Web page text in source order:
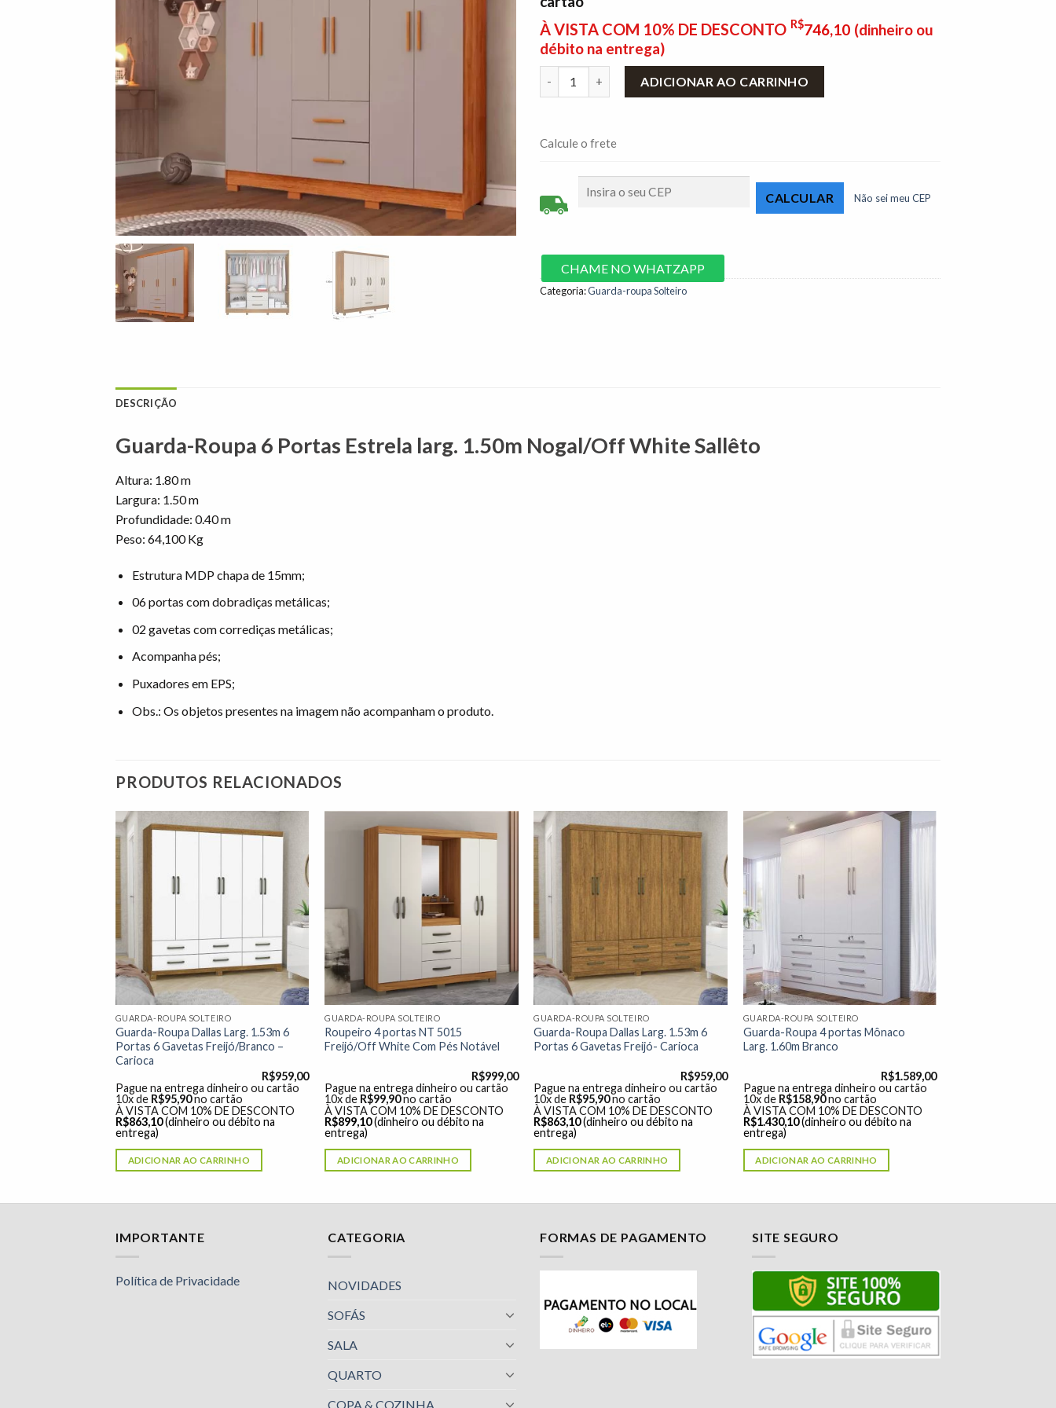
À VISTA COM 10% DE DESCONTO R$746,10 (dinheiro ou
débito na entrega)
ADICIONAR AO CARRINHO
Calcule o frete
Não sei meu CEP
CHAME NO WHATZAPP
Categoria:Guarda-roupa Solteiro
DESCRIÇÃO
Guarda-Roupa 6 Portas Estrela larg. 1.50m Nogal/Off White Sallêto
Altura: 1.80 m
Largura: 1.50 m
Profundidade: 0.40 m
Peso: 64,100 Kg
Estrutura MDP chapa de 15mm;
06 portas com dobradiças metálicas;
02 gavetas com corrediças metálicas;
Acompanha pés;
Puxadores em EPS;
Obs.: Os objetos presentes na imagem não acompanham o produto.
PRODUTOS RELACIONADOS
Adicionar
à lista de
GUARDA-ROUPA SOLTEIRO
Guarda-Roupa Dallas Larg. 1.53m 6
Portas 6 Gavetas Freijó/Branco –
Carioca
R$959,00
Pague na entrega dinheiro ou cartão
10x de R$95,90no cartão
À VISTA COM 10% DE DESCONTO
R$863,10(dinheiro ou débito na
entrega)
ADICIONAR AO CARRINHO
desejos"
GUARDA-ROUPA SOLTEIRO
Roupeiro 4 portas NT 5015
Freijó/Off White Com Pés Notável
R$999,00
Pague na entrega dinheiro ou cartão
10x de R$99,90no cartão
À VISTA COM 10% DE DESCONTO
R$899,10(dinheiro ou débito na
entrega)
ADICIONAR AO CARRINHO
Adicionar
à lista de
GUARDA-ROUPA SOLTEIRO
Guarda-Roupa Dallas Larg. 1.53m 6
Portas 6 Gavetas Freijó- Carioca
R$959,00
Pague na entrega dinheiro ou cartão
10x de R$95,90no cartão
À VISTA COM 10% DE DESCONTO
R$863,10(dinheiro ou débito na
entrega)
ADICIONAR AO CARRINHO
GUARDA-ROUPA SOLTEIRO
Guarda-Roupa 4 portas Mônaco
Larg. 1.60m Branco
R$1.589,00
Pague na entrega dinheiro ou cartão
10x de R$158,90 no cartão
À VISTA COM 10% DE DESCONTO
R$1.430,10 (dinheiro ou débito na
entrega)
ADICIONAR AO CARRINHO
IMPORTANTE
Política de Privacidade
CATEGORIA
NOVIDADES
SOFÁS
SALA
QUARTO
COPA & COZINHA
FORMAS DE PAGAMENTO SITE SEGURO
para responder às suas perguntas. Pergunte-